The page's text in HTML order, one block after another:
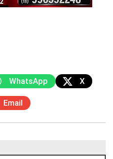
WhatsApp X
Email